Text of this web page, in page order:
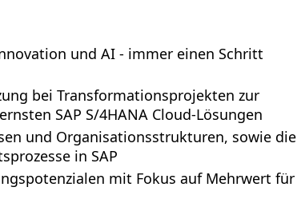
und AI - immer einen Schritt
bei Transformationsprojekten zur
SAP S/4HANA Cloud-Lösungen
und Organisationsstrukturen, sowie die
in SAP
mit Fokus auf Mehrwert für